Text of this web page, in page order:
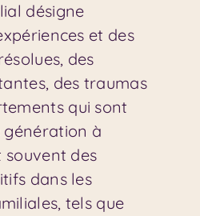
désigne
et des
des
des traumas
qui sont
génération à
souvent des
dans les
tels que